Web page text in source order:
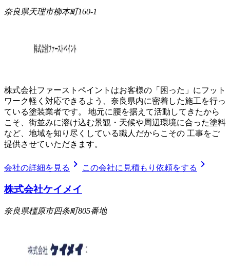
奈良県天理市柳本町160-1
株式会社ファーストペイントはお客様の「困った」にフット
ワーク軽く対応できるよう、奈良県内に密着した施工を行っ
ている塗装業者です。 地元に腰を据えて活動してきたから
こそ、街並みに溶け込む景観・天候や周辺環境に合った塗料
など、地域を知り尽くしている職人だからこその 工事をご
提供させていただきます。
会社の詳細を見る chevron_right この会社に見積もり依頼をする chevron_right
株式会社ケイメイ
奈良県橿原市四条町805番地